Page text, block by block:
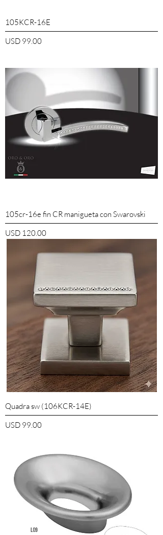
105KCR-16E
Precio
USD 99.00
105cr-16e fin CR manigueta con Swarovski
Precio
USD 120.00
Quadra sw (106KCR-14E)
Precio
USD 99.00